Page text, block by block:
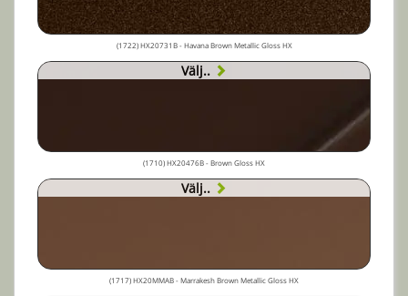
(1722) HX20731B - Havana Brown Metallic Gloss HX
Välj..
(1710) HX20476B - Brown Gloss HX
Välj..
(1717) HX20MMAB - Marrakesh Brown Metallic Gloss HX